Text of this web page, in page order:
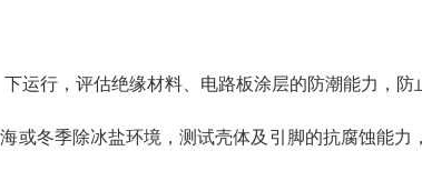
运行，评估绝缘材料、电路板涂层的防潮能力，防
或冬季除冰盐环境，测试壳体及引脚的抗腐蚀能力